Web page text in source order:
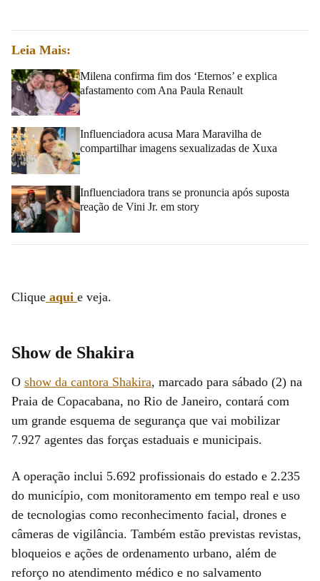
Leia Mais:
Milena confirma fim dos ‘Eternos’ e explica
afastamento com Ana Paula Renault
Influenciadora acusa Mara Maravilha de
compartilhar imagens sexualizadas de Xuxa
Influenciadora trans se pronuncia após suposta
reação de Vini Jr. em story
Clique aqui e veja.
Show de Shakira
O show da cantora Shakira, marcado para sábado (2) na
Praia de Copacabana, no Rio de Janeiro, contará com
um grande esquema de segurança que vai mobilizar
7.927 agentes das forças estaduais e municipais.
A operação inclui 5.692 profissionais do estado e 2.235
do município, com monitoramento em tempo real e uso
de tecnologias como reconhecimento facial, drones e
câmeras de vigilância. Também estão previstas revistas,
bloqueios e ações de ordenamento urbano, além de
reforço no atendimento médico e no salvamento